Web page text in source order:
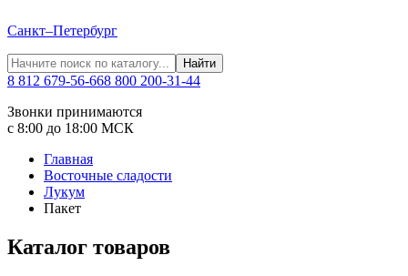
Санкт–Петербург
Найти
8 812 679-56-668 800 200-31-44
Звонки принимаются
с 8:00 до 18:00 МСК
Главная
Восточные сладости
Лукум
Пакет
Каталог товаров